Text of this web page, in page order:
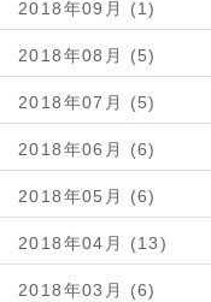
2018年09月 (1)
2018年08月 (5)
2018年07月 (5)
2018年06月 (6)
2018年05月 (6)
2018年04月 (13)
2018年03月 (6)